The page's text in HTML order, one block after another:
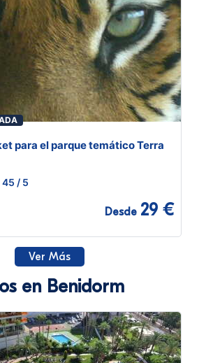
para el parque temático Terra
45 / 5
Desde 29 €
Ver Más
en Benidorm